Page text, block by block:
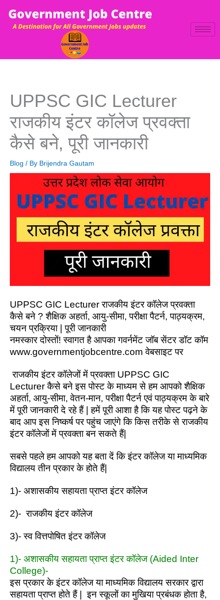
content
UPPSC GIC Lecturer
राजकीय इंटर कॉलेज प्रवक्ता
कैसे बने, पूरी जानकारी
Blog / By Brijendra Gautam
UPPSC GIC Lecturer राजकीय इंटर कॉलेज प्रवक्ता
कैसे बने ? शैक्षिक अहर्ता, आयु-सीमा, परीक्षा पैटर्न, पाठ्यक्रम,
चयन प्रक्रिया | पूरी जानकारी
नमस्कार दोस्तों!स्वागत है आपका गवर्नमेंट जॉब सेंटर डॉट कॉम
www.governmentjobcentre.com वेबसाइट पर
राजकीय इंटर कॉलेजों में प्रवक्ता UPPSC GIC
Lecturerकैसे बने इस पोस्ट के माध्यम से हम आपको शैक्षिक
अहर्ता, आयु-सीमा, वेतन-मान, परीक्षा पैटर्न एवं पाठ्यक्रम के बारे
में पूरी जानकारी दे रहे हैं | हमें पूरी आशा है कि यह पोस्ट पढ़ने के
बाद आप इस निष्कर्ष पर पहुंच जाएंगे कि किस तरीके से राजकीय
इंटर कॉलेजों में प्रवक्ता बन सकते हैं|
सबसे पहले हम आपको यह बता दें कि इंटर कॉलेज या माध्यमिक
विद्यालय तीन प्रकार के होते हैं|
1)- अशासकीय सहायता प्राप्त इंटर कॉलेज
2)- राजकीय इंटर कॉलेज
3)- स्व वित्तपोषित इंटर कॉलेज
1)- अशासकीय सहायता प्राप्त इंटर कॉलेज (Aided Inter
College)-
इस प्रकार के इंटर कॉलेज या माध्यमिक विद्यालय सरकार द्वारा
सहायता प्राप्त होते हैं | इन स्कूलों का मुखिया प्रबंधक होता है,
Comments
Comments